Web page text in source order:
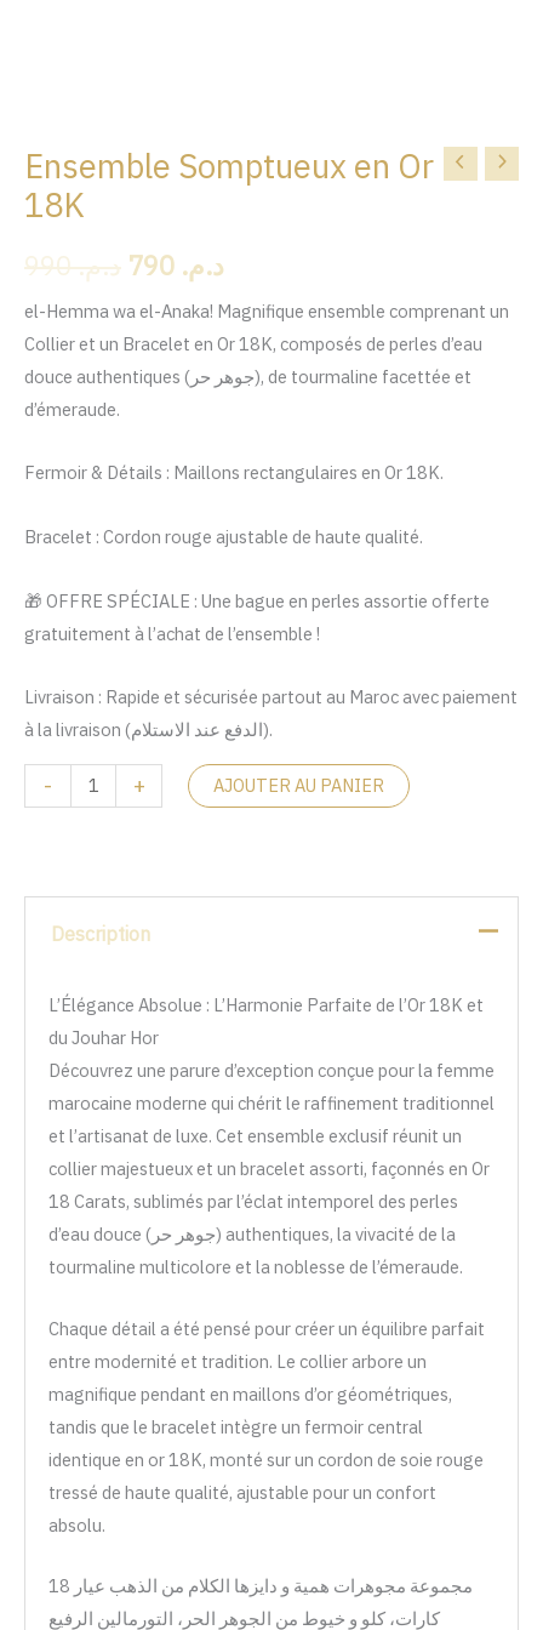
Ensemble Somptueux en Or
18K
د.م.990
Le
initial
était :
د.م.
Le
actuel
est :
el-Hemma wa el-Anaka! Magnifique ensemble comprenant un
Collier et un Bracelet en Or 18K, composés de perles d’eau
douce authentiques (جوهر حر), de tourmaline facettée et
d’émeraude.
Fermoir & Détails : Maillons rectangulaires en Or 18K.
Bracelet : Cordon rouge ajustable de haute qualité.
🎁 OFFRE SPÉCIALE : Une bague en perles assortie offerte
gratuitement à l’achat de l’ensemble !
Livraison : Rapide et sécurisée partout au Maroc avec paiement
à la livraison (الدفع عند الاستلام).
-
quantité
de
Somptueux
Or
18K
+ AJOUTER AU PANIER
Description
L’Élégance Absolue : L’Harmonie Parfaite de l’Or 18K et
du Jouhar Hor
Découvrez une parure d’exception conçue pour la femme
marocaine moderne qui chérit le raffinement traditionnel
et l’artisanat de luxe. Cet ensemble exclusif réunit un
collier majestueux et un bracelet assorti, façonnés en Or
18 Carats, sublimés par l’éclat intemporel des perles
d’eau douce (جوهر حر) authentiques, la vivacité de la
tourmaline multicolore et la noblesse de l’émeraude.
Chaque détail a été pensé pour créer un équilibre parfait
entre modernité et tradition. Le collier arbore un
magnifique pendant en maillons d’or géométriques,
tandis que le bracelet intègre un fermoir central
identique en or 18K, monté sur un cordon de soie rouge
tressé de haute qualité, ajustable pour un confort
absolu.
مجموعة مجوهرات همية و دايزها الكلام من الذهب عيار 18
كارات، كلو و خيوط من الجوهر الحر، التورمالين الرفيع